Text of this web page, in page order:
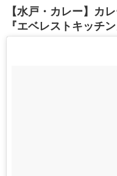
【水戸・カレー】カ
『エベレストキッチン